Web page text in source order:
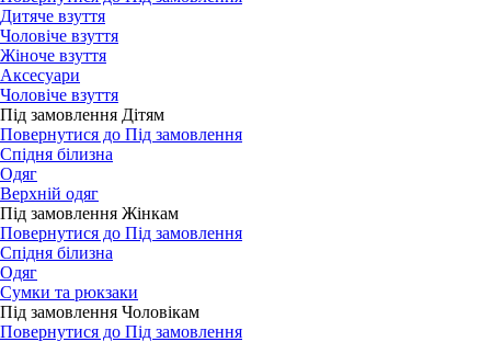
Дитяче взуття
Чоловіче взуття
Жіноче взуття
Аксесуари
Чоловіче взуття
Під замовлення Дітям
Повернутися до Під замовлення
Спідня білизна
Одяг
Верхній одяг
Під замовлення Жінкам
Повернутися до Під замовлення
Спідня білизна
Одяг
Сумки та рюкзаки
Під замовлення Чоловікам
Повернутися до Під замовлення